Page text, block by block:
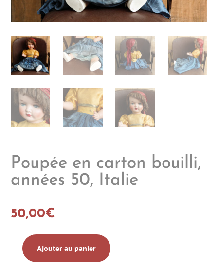
Poupée en carton bouilli,
années 50, Italie
50,00€
quantité
Ajouter au panier